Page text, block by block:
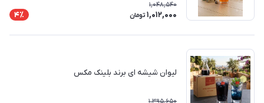
1,048,540
1,012,000 تومان 4٪
لیوان شیشه ای برند بلینک مکس
1,395,650